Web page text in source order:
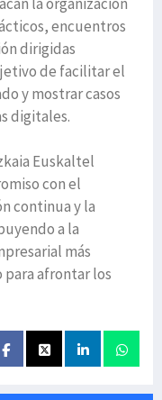
la organización
encuentros
dirigidas
de facilitar el
y mostrar casos
digitales.
Euskaltel
con el
continua y la
a la
más
afrontar los